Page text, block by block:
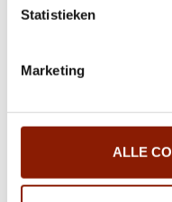
Statistieken
Marketing
ALLE
field
Tussenvoegsel